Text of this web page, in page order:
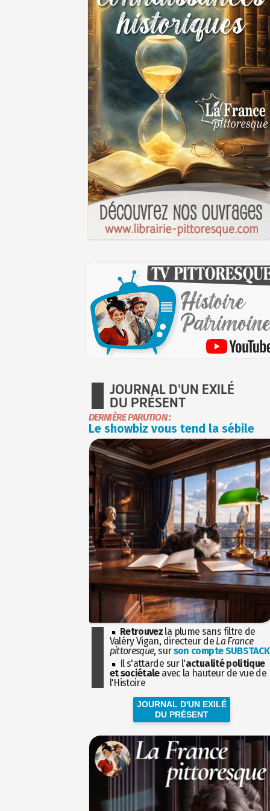
JOURNAL D'UN EXILÉ
DU PRÉSENT
DERNIÈRE PARUTION :
Le showbiz vous tend la sébile
Retrouvez la plume sans filtre de
Valéry Vigan, directeur de La France
pittoresque, surson compte SUBSTACK
Il s'attarde sur l'actualité politique
et sociétaleavec la hauteur de vue de
l'Histoire
JOURNAL D'UN EXILÉ
DU PRÉSENT